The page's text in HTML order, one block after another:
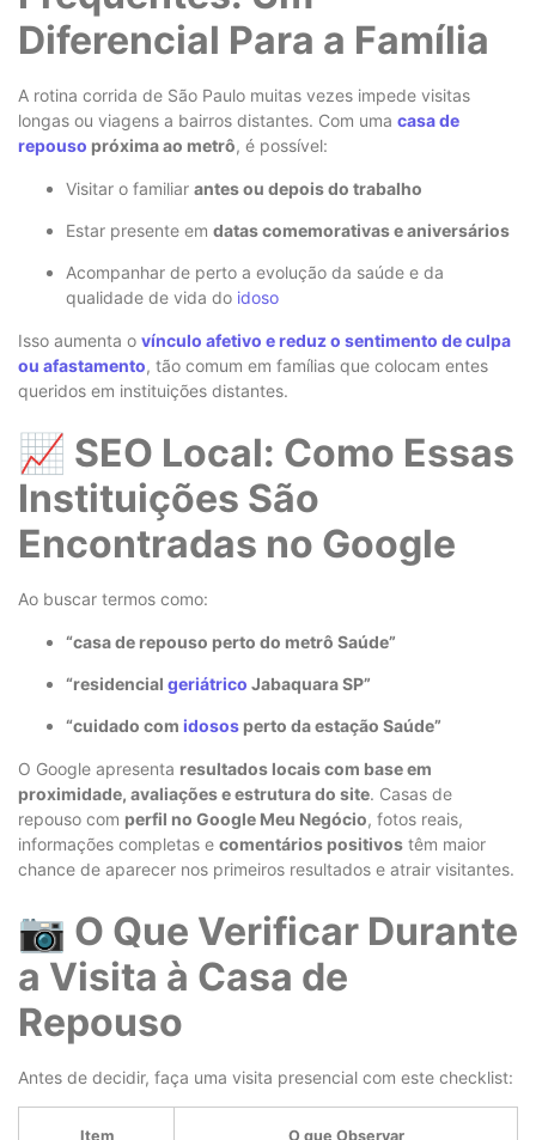
Diferencial Para a Família
A rotina corrida de São Paulo muitas vezes impede visitas
longas ou viagens a bairros distantes. Com uma casa de
repouso próxima ao metrô, é possível:
Visitar o familiar antes ou depois do trabalho
Estar presente em datas comemorativas e aniversários
Acompanhar de perto a evolução da saúde e da
qualidade de vida do idoso
Isso aumenta o vínculo afetivo e reduz o sentimento de culpa
ou afastamento, tão comum em famílias que colocam entes
queridos em instituições distantes.
📈 SEO Local: Como Essas
Instituições São
Encontradas no Google
Ao buscar termos como:
“casa de repouso perto do metrô Saúde”
“residencial geriátrico Jabaquara SP”
“cuidado com idosos perto da estação Saúde”
O Google apresenta resultados locais com base em
proximidade, avaliações e estrutura do site. Casas de
repouso com perfil no Google Meu Negócio, fotos reais,
informações completas e comentários positivos têm maior
chance de aparecer nos primeiros resultados e atrair visitantes.
📷 O Que Verificar Durante
a Visita à Casa de
Repouso
Antes de decidir, faça uma visita presencial com este checklist:
Item O que Observar